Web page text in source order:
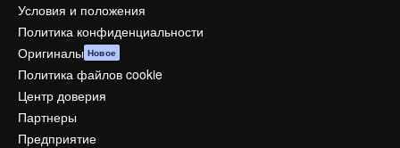
Условия и положения
Политика конфиденциальности
Оригиналы Новое
Политика файлов cookie
Центр доверия
Партнеры
Предприятие